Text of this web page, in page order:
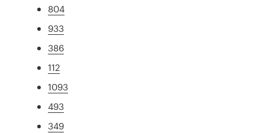
804
933
386
112
1093
493
349